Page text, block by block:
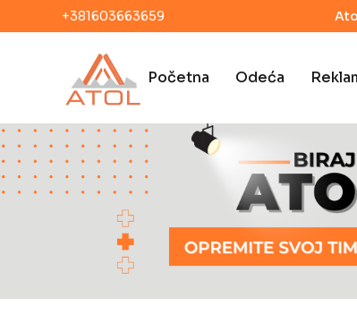
+381603663659
Početna Odeća